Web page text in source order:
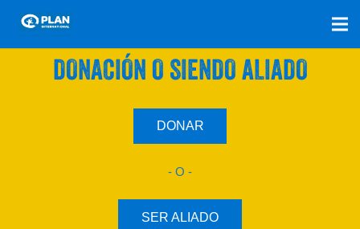
SÚMATE A NUESTRO PLAN CON UNA
DONACIÓN O SIENDO ALIADO
DONAR
- O -
SER ALIADO